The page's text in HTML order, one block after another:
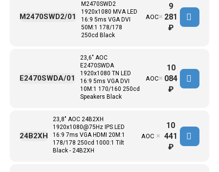
M2470SWD2
1920x1080 MVA LED
16:9 5ms VGA DVI
50M:1 178/178
250cd Black
AOC
M2470SWD2/01 ✖
9
281
₽
23,6" AOC
E2470SWDA
1920x1080 TN LED
16:9 5ms VGA DVI
10M:1 170/160 250cd
Speakers Black
AOC
E2470SWDA/01 ✖
10
084
₽
23,8" AOC 24B2XH
1920x1080@75Hz IPS LED
16:9 7ms VGA HDMI 20M:1
178/178 250cd 1000:1 Tilt
Black - 24B2XH
AOC
24B2XH ✖
10
441
₽